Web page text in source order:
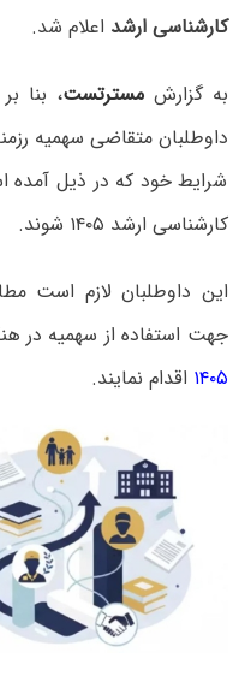
کارشناسی ارشد اعلام شد.
به گزارشمسترتست، بنا
داوﻃﻠﺒﺎن متقاضی ﺳﻬﻤﻴﻪ
ﺷﺮاﻳﻂ ﺧﻮد ﻛﻪ در ذﻳﻞ آﻣﺪه
کارشناسی ارشد ۱۴۰۵ ﺷﻮﻧﺪ.
این داوطلبان لازم است
جهت استفاده از سهمیه در
۱۴۰۵ اقدام نمایند.